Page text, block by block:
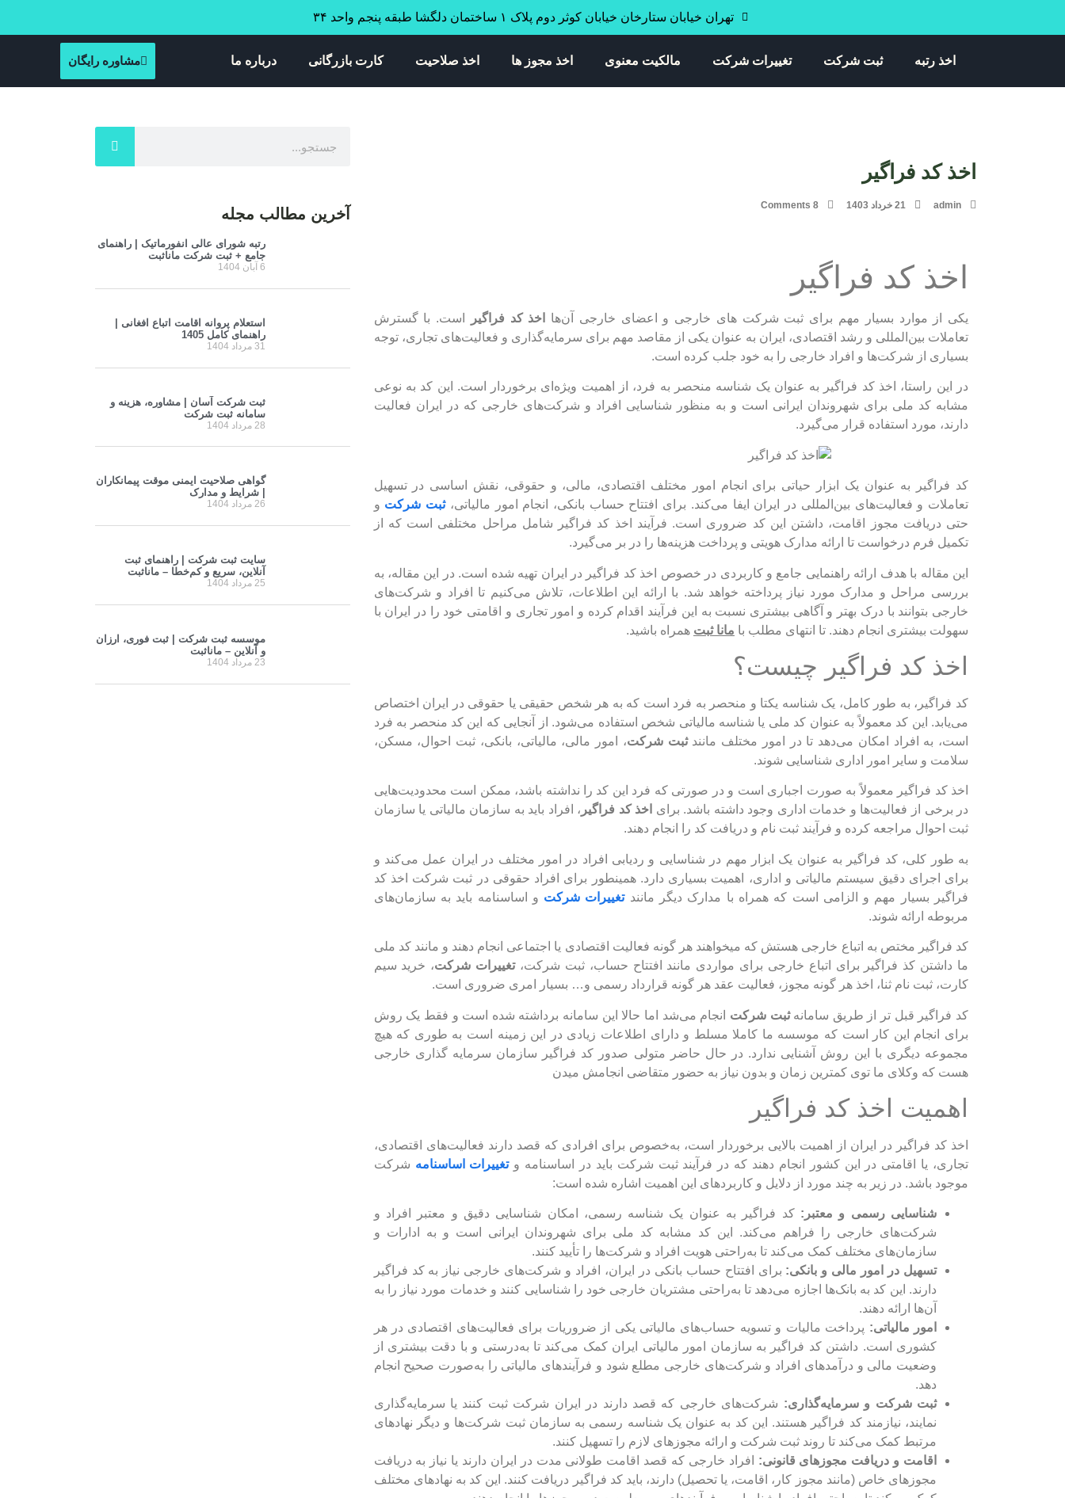
تهران خیابان ستارخان خیابان کوثر دوم پلاک ۱ ساختمان دلگشا طبقه پنجم واحد ۳۴
اخذ رتبه ثبت شرکت تغییرات شرکت مالکیت معنوی اخذ مجوز ها اخذ صلاحیت کارت بازرگانی درباره ما مشاوره رایگان
اخذ کد فراگیر
admin 21 خرداد 1403 8 Comments
اخذ کد فراگیر
یکی از موارد بسیار مهم برای ثبت شرکت های خارجی و اعضای خارجی آن‌ها اخذ کد فراگیر
است. با گسترش
تعاملات بین‌المللی و رشد اقتصادی، ایران به عنوان یکی از مقاصد مهم برای سرمایه‌گذاری و فعالیت‌های تجاری، توجه
بسیاری از شرکت‌ها و افراد خارجی را به خود جلب کرده است.
در این راستا، اخذ کد فراگیر به عنوان یک شناسه منحصر به فرد، از اهمیت ویژه‌ای برخوردار است. این کد به نوعی
مشابه کد ملی برای شهروندان ایرانی است و به منظور شناسایی افراد و شرکت‌های خارجی که در ایران فعالیت
دارند، مورد استفاده قرار می‌گیرد.
کد فراگیر به عنوان یک ابزار حیاتی برای انجام امور مختلف اقتصادی، مالی، و حقوقی، نقش اساسی در تسهیل
تعاملات و فعالیت‌های بین‌المللی در ایران ایفا می‌کند. برای افتتاح حساب بانکی، انجام امور مالیاتی،ثبت شرکت و
حتی دریافت مجوز اقامت، داشتن این کد ضروری است. فرآیند اخذ کد فراگیر شامل مراحل مختلفی است که از
تکمیل فرم درخواست تا ارائه مدارک هویتی و پرداخت هزینه‌ها را در بر می‌گیرد.
این مقاله با هدف ارائه راهنمایی جامع و کاربردی در خصوص اخذ کد فراگیر در ایران تهیه شده است. در این مقاله، به
بررسی مراحل و مدارک مورد نیاز پرداخته خواهد شد. با ارائه این اطلاعات، تلاش می‌کنیم تا افراد و شرکت‌های
خارجی بتوانند با درک بهتر و آگاهی بیشتری نسبت به این فرآیند اقدام کرده و امور تجاری و اقامتی خود را در ایران با
سهولت بیشتری انجام دهند. تا انتهای مطلب با مانا ثبت همراه باشید.
اخذ کد فراگیر چیست؟
کد فراگیر، به طور کامل، یک شناسه یکتا و منحصر به فرد است که به هر شخص حقیقی یا حقوقی در ایران اختصاص
می‌یابد. این کد معمولاً به عنوان کد ملی یا شناسه مالیاتی شخص استفاده می‌شود. از آنجایی که این کد منحصر به فرد
است، به افراد امکان می‌دهد تا در امور مختلف مانندثبت شرکت، امور مالی، مالیاتی، بانکی، ثبت احوال، مسکن،
سلامت و سایر امور اداری شناسایی شوند.
اخذ کد فراگیر معمولاً به صورت اجباری است و در صورتی که فرد این کد را نداشته باشد، ممکن است محدودیت‌هایی
در برخی از فعالیت‌ها و خدمات اداری وجود داشته باشد. برای اخذ کد فراگیر ، افراد باید به سازمان مالیاتی یا سازمان
ثبت احوال مراجعه کرده و فرآیند ثبت نام و دریافت کد را انجام دهند.
به طور کلی، کد فراگیر به عنوان یک ابزار مهم در شناسایی و ردیابی افراد در امور مختلف در ایران عمل می‌کند و
برای اجرای دقیق سیستم مالیاتی و اداری، اهمیت بسیاری دارد. همینطور برای افراد حقوقی در ثبت شرکت اخذ کد
فراگیر بسیار مهم و الزامی است که همراه با مدارک دیگر مانند تغییرات شرکت و اساسنامه باید به سازمان‌های
مربوطه ارائه شوند.
کد فراگیر مختص به اتباع خارجی هستش که میخواهند هر گونه فعالیت اقتصادی یا اجتماعی انجام دهند و مانند کد ملی
ما داشتن کذ فراگیر برای اتباع خارجی برای مواردی مانند افتتاح حساب، ثبت شرکت،تغییرات شرکت، خرید سیم
کارت، ثبت نام ثنا، اخذ هر گونه مجوز، فعالیت عقد هر گونه قرارداد رسمی و… بسیار امری ضروری است.
کد فراگیر قبل تر از طریق سامانهثبت شرکت‌ انجام می‌شد اما حالا این سامانه برداشته شده است و فقط یک روش
برای انجام این کار است که موسسه ما کاملا مسلط و دارای اطلاعات زیادی در این زمینه است به طوری که هیچ
مجموعه دیگری با این روش آشنایی ندارد. در حال حاضر متولی صدور کد فراگیر سازمان سرمایه گذاری خارجی
هست که وکلای ما توی کمترین زمان و بدون نیاز به حضور متقاضی انجامش میدن
اهمیت اخذ کد فراگیر
اخذ کد فراگیر در ایران از اهمیت بالایی برخوردار است، به‌خصوص برای افرادی که قصد دارند فعالیت‌های اقتصادی،
تجاری، یا اقامتی در این کشور انجام دهند که در فرآیند ثبت شرکت باید در اساسنامه و تغییرات اساسنامه شرکت
موجود باشد. در زیر به چند مورد از دلایل و کاربردهای این اهمیت اشاره شده است:
شناسایی رسمی و معتبر : کد فراگیر به عنوان یک شناسه رسمی، امکان شناسایی دقیق و معتبر افراد و
شرکت‌های خارجی را فراهم می‌کند. این کد مشابه کد ملی برای شهروندان ایرانی است و به ادارات و
سازمان‌های مختلف کمک می‌کند تا به‌راحتی هویت افراد و شرکت‌ها را تأیید کنند.
تسهیل در امور مالی و بانکی: برای افتتاح حساب بانکی در ایران، افراد و شرکت‌های خارجی نیاز به کد فراگیر
دارند. این کد به بانک‌ها اجازه می‌دهد تا به‌راحتی مشتریان خارجی خود را شناسایی کنند و خدمات مورد نیاز را به
آن‌ها ارائه دهند.
امور مالیاتی: پرداخت مالیات و تسویه حساب‌های مالیاتی یکی از ضروریات برای فعالیت‌های اقتصادی در هر
کشوری است. داشتن کد فراگیر به سازمان امور مالیاتی ایران کمک می‌کند تا به‌درستی و با دقت بیشتری از
وضعیت مالی و درآمدهای افراد و شرکت‌های خارجی مطلع شود و فرآیندهای مالیاتی را به‌صورت صحیح انجام
دهد.
ثبت شرکت و سرمایه‌گذاری: شرکت‌های خارجی که قصد دارند در ایران شرکت ثبت کنند یا سرمایه‌گذاری
نمایند، نیازمند کد فراگیر هستند. این کد به عنوان یک شناسه رسمی به سازمان ثبت شرکت‌ها و دیگر نهادهای
مرتبط کمک می‌کند تا روند ثبت شرکت و ارائه مجوزهای لازم را تسهیل کنند.
اقامت و دریافت مجوزهای قانونی: افراد خارجی که قصد اقامت طولانی مدت در ایران دارند یا نیاز به دریافت
مجوزهای خاص (مانند مجوز کار، اقامت، یا تحصیل) دارند، باید کد فراگیر دریافت کنند. این کد به نهادهای مختلف
آخرین مطالب مجله
رتبه شورای عالی انفورماتیک | راهنمای
جامع + ثبت شرکت مانا‌ثبت
6 آبان 1404
استعلام پروانه اقامت اتباع افغانی |
راهنمای کامل 1405
31 مرداد 1404
ثبت شرکت آسان | مشاوره، هزینه و
سامانه ثبت شرکت
28 مرداد 1404
گواهی صلاحیت ایمنی موقت پیمانکاران
| شرایط و مدارک
26 مرداد 1404
سایت ثبت شرکت | راهنمای ثبت
آنلاین، سریع و کم‌خطا – مانا‌ثبت
25 مرداد 1404
موسسه ثبت شرکت | ثبت فوری، ارزان
و آنلاین – مانا‌ثبت
23 مرداد 1404